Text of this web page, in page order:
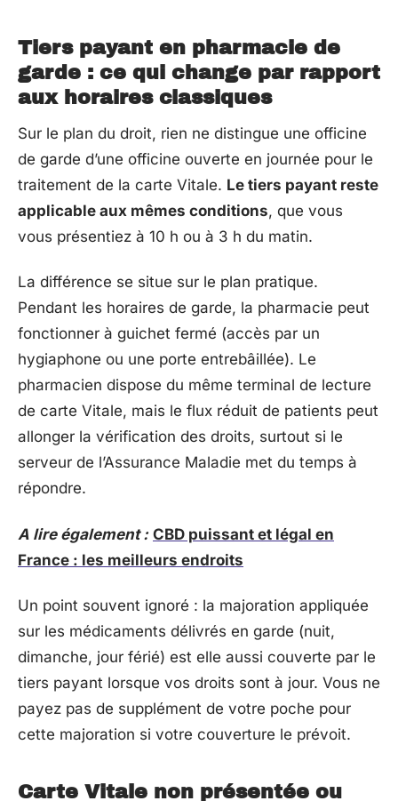
Tiers payant en pharmacie de
garde : ce qui change par rapport
aux horaires classiques
Sur le plan du droit, rien ne distingue une officine
de garde d’une officine ouverte en journée pour le
traitement de la carte Vitale. Le tiers payant reste
applicable aux mêmes conditions, que vous
vous présentiez à 10 h ou à 3 h du matin.
La différence se situe sur le plan pratique.
Pendant les horaires de garde, la pharmacie peut
fonctionner à guichet fermé (accès par un
hygiaphone ou une porte entrebâillée). Le
pharmacien dispose du même terminal de lecture
de carte Vitale, mais le flux réduit de patients peut
allonger la vérification des droits, surtout si le
serveur de l’Assurance Maladie met du temps à
répondre.
A lire également : CBD puissant et légal en
France : les meilleurs endroits
Un point souvent ignoré : la majoration appliquée
sur les médicaments délivrés en garde (nuit,
dimanche, jour férié) est elle aussi couverte par le
tiers payant lorsque vos droits sont à jour. Vous ne
payez pas de supplément de votre poche pour
cette majoration si votre couverture le prévoit.
Carte Vitale non présentée ou